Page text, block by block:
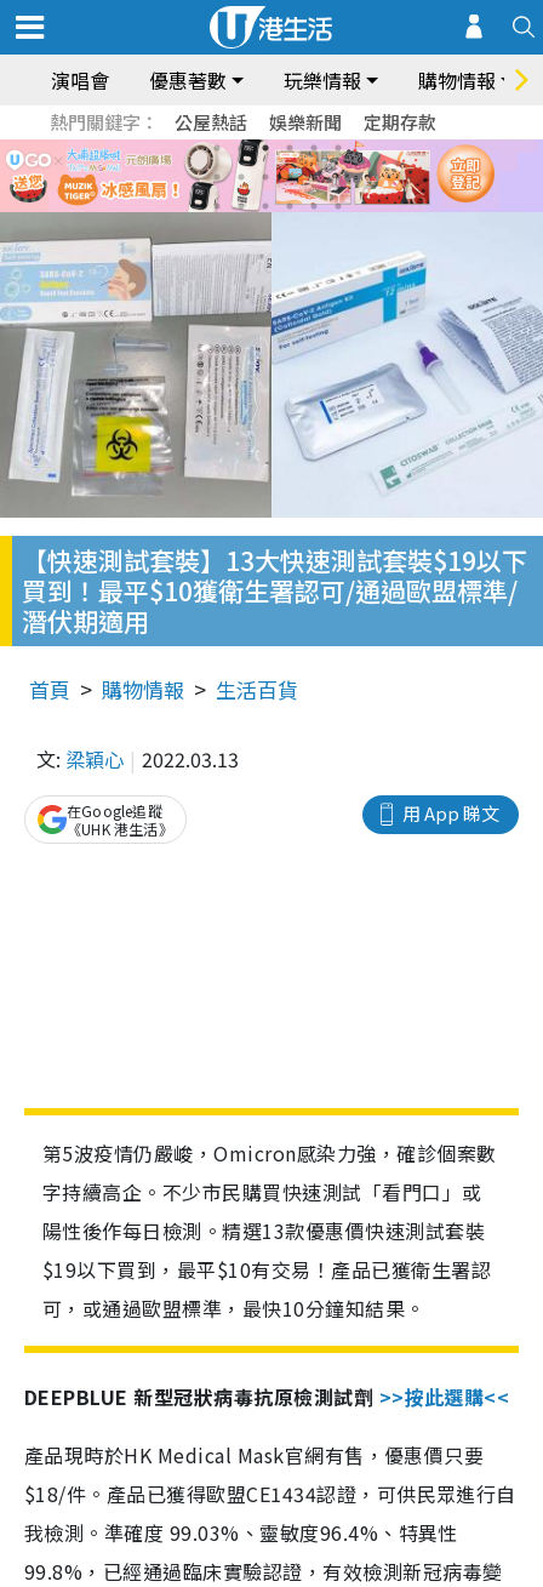
演唱會 優惠著數 玩樂情報 購物情報
熱門關鍵字： 公屋熱話 娛樂新聞 定期存款
【快速測試套裝】13大快速測試套裝$19以下
買到！最平$10獲衛生署認可/通過歐盟標準/
潛伏期適用
首頁 購物情報 生活百貨
文: 梁穎心 2022.03.13
用 App 睇文
在Google追蹤
《UHK 港生活》
第5波疫情仍嚴峻，Omicron感染力強，確診個案數
字持續高企。不少市民購買快速測試「看門口」或
陽性後作每日檢測。精選13款優惠價快速測試套裝
$19以下買到，最平$10有交易！產品已獲衛生署認
可，或通過歐盟標準，最快10分鐘知結果。
DEEPBLUE 新型冠狀病毒抗原檢測試劑 >>按此選購<<
產品現時於HK Medical Mask官網有售，優惠價只要
$18/件。產品已獲得歐盟CE1434認證，可供民眾進行自
我檢測。準確度 99.03%、靈敏度96.4%、特異性
99.8%，已經通過臨床實驗認證，有效檢測新冠病毒變